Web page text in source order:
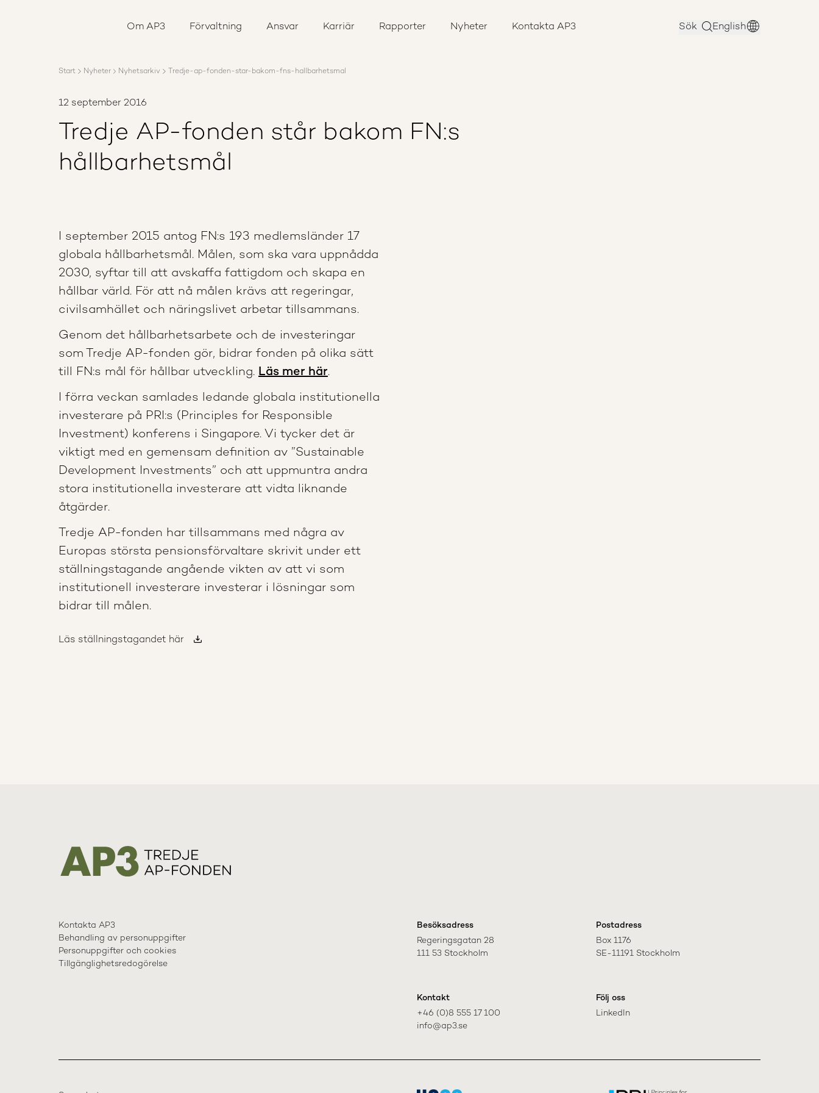
Om AP3 Förvaltning Ansvar Karriär Rapporter Nyheter Kontakta AP3 Sök English
Start Nyheter Nyhetsarkiv Tredje-ap-fonden-star-bakom-fns-hallbarhetsmal
12 september 2016
Tredje AP-fonden står bakom FN:s
hållbarhetsmål
I september 2015 antog FN:s 193 medlemsländer 17
globala hållbarhetsmål. Målen, som ska vara uppnådda
2030, syftar till att avskaffa fattigdom och skapa en
hållbar värld. För att nå målen krävs att regeringar,
civilsamhället och näringslivet arbetar tillsammans.
Genom det hållbarhetsarbete och de investeringar
som Tredje AP-fonden gör, bidrar fonden på olika sätt
till FN:s mål för hållbar utveckling. Läs mer här.
I förra veckan samlades ledande globala institutionella
investerare på PRI:s (Principles for Responsible
Investment) konferens i Singapore. Vi tycker det är
viktigt med en gemensam definition av ”Sustainable
Development Investments” och att uppmuntra andra
stora institutionella investerare att vidta liknande
åtgärder.
Tredje AP-fonden har tillsammans med några av
Europas största pensionsförvaltare skrivit under ett
ställningstagande angående vikten av att vi som
institutionell investerare investerar i lösningar som
bidrar till målen.
Läs ställningstagandet här
Kontakta AP3
Behandling av personuppgifter
Personuppgifter och cookies
Tillgänglighetsredogörelse
Besöksadress
Regeringsgatan 28
111 53 Stockholm
Postadress
Box 1176
SE-11191 Stockholm
Kontakt
+46 (0)8 555 17 100
info@ap3.se
Följ oss
LinkedIn